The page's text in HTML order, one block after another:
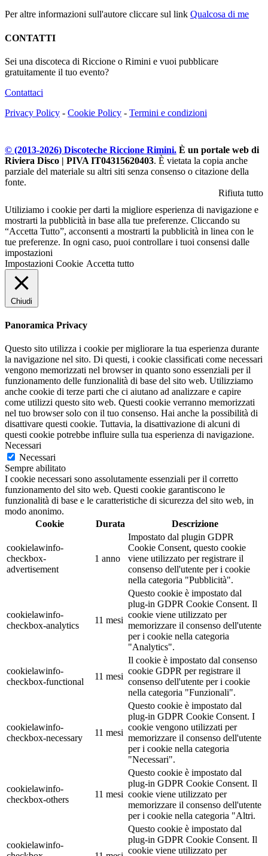
Per altre informazioni sull'autore cliccare sul link Qualcosa di me
CONTATTI
Sei una discoteca di Riccione o Rimini e vuoi pubblicare
gratuitamente il tuo evento?
Contattaci
Privacy Policy - Cookie Policy - Termini e condizioni
© (2013-2026) Discoteche Riccione Rimini. È un portale web di
Riviera Disco | PIVA IT04315620403. È vietata la copia anche
parziale del materiale su altri siti senza consenso o citazione della
fonte.
Rifiuta tutto
Utiliziamo i cookie per darti la migliore esperienza di navigazione e
mostrarti la pubblicità in base alla tue preferenze. Cliccando su
“Accetta Tutto”, acconsenti a mostrarti la pubblicità in linea con le
tue preferenze. In ogni caso, puoi controllare i tuoi consensi dalle
impostazioni
Impostazioni Cookie Accetta tutto
Chiudi
Panoramica Privacy
Questo sito utilizza i cookie per migliorare la tua esperienza durante
la navigazione nel sito. Di questi, i cookie classificati come necessari
vengono memorizzati nel browser in quanto sono essenziali per il
funzionamento delle funzionalità di base del sito web. Utilizziamo
anche cookie di terze parti che ci aiutano ad analizzare e capire
come utilizzi questo sito web. Questi cookie verranno memorizzati
nel tuo browser solo con il tuo consenso. Hai anche la possibilità di
disattivare questi cookie. Tuttavia, la disattivazione di alcuni di
questi cookie potrebbe influire sulla tua esperienza di navigazione.
Necessari
Necessari
Sempre abilitato
I cookie necessari sono assolutamente essenziali per il corretto
funzionamento del sito web. Questi cookie garantiscono le
funzionalità di base e le caratteristiche di sicurezza del sito web, in
modo anonimo.
Cookie
Durata Descrizione
cookielawinfo-
checkbox-
advertisement
1 anno
Impostato dal plugin GDPR
Cookie Consent, questo cookie
viene utilizzato per registrare il
consenso dell'utente per i cookie
nella categoria "Pubblicità".
cookielawinfo-
checkbox-analytics
11 mesi
Questo cookie è impostato dal
plug-in GDPR Cookie Consent. Il
cookie viene utilizzato per
memorizzare il consenso dell'utente
per i cookie nella categoria
"Analytics".
cookielawinfo-
checkbox-functional
11 mesi
Il cookie è impostato dal consenso
cookie GDPR per registrare il
consenso dell'utente per i cookie
nella categoria "Funzionali".
cookielawinfo-
checkbox-necessary
11 mesi
Questo cookie è impostato dal
plug-in GDPR Cookie Consent. I
cookie vengono utilizzati per
memorizzare il consenso dell'utente
per i cookie nella categoria
"Necessari".
cookielawinfo-
checkbox-others
11 mesi
Questo cookie è impostato dal
plug-in GDPR Cookie Consent. Il
cookie viene utilizzato per
memorizzare il consenso dell'utente
per i cookie nella categoria "Altri.
cookielawinfo-
Questo cookie è impostato dal
plug-in GDPR Cookie Consent. Il
cookie viene utilizzato per